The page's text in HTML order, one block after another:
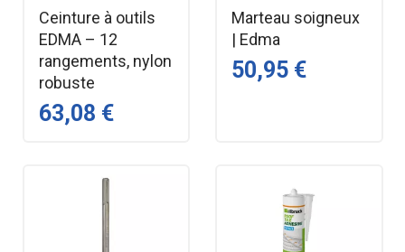
des clous en cuivre.
Caractéristiques techniques –
Clous SOPRATUILE
SOPRATUILE
Longueur — 23 mm
Ceinture à outils
EDMA – 12
rangements, nylon
robuste
63,08 €
Marteau soigneux
| Edma
50,95 €